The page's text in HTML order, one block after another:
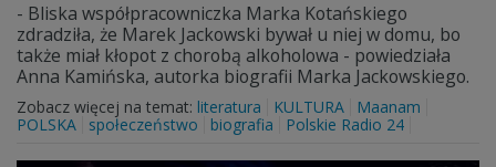
- Bliska współpracowniczka Marka Kotańskiego
zdradziła, że Marek Jackowski bywał u niej w domu, bo
także miał kłopot z chorobą alkoholowa - powiedziała
Anna Kamińska, autorka biografii Marka Jackowskiego.
Zobacz więcej na temat: literatura KULTURA
Maanam
POLSKA
społeczeństwo biografia Polskie Radio 24